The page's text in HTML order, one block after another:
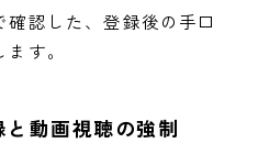
認した、登録後の手口
す。
と動画視聴の強制